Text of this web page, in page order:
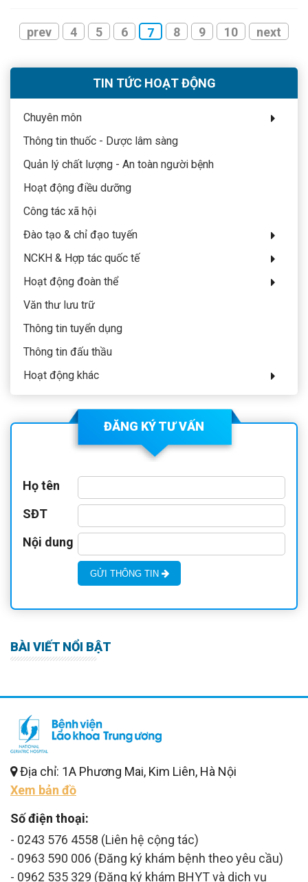
prev 4 5 6 7 8 9 10 next
TIN TỨC HOẠT ĐỘNG
Chuyên môn
Thông tin thuốc - Dược lâm sàng
Quản lý chất lượng - An toàn người bệnh
Hoạt động điều dưỡng
Công tác xã hội
Đào tạo & chỉ đạo tuyến
NCKH & Hợp tác quốc tế
Hoạt động đoàn thể
Văn thư lưu trữ
Thông tin tuyển dụng
Thông tin đấu thầu
Hoạt động khác
ĐĂNG KÝ TƯ VẤN
Họ tên
SĐT
Nội dung
GỬI THÔNG TIN
BÀI VIẾT NỔI BẬT
Địa chỉ: 1A Phương Mai, Kim Liên, Hà Nội
Xem bản đồ
Số điện thoại:
- 0243 576 4558 (Liên hệ cộng tác)
- 0963 590 006 (Đăng ký khám bệnh theo yêu cầu)
- 0962 535 329 (Đăng ký khám BHYT và dịch vụ